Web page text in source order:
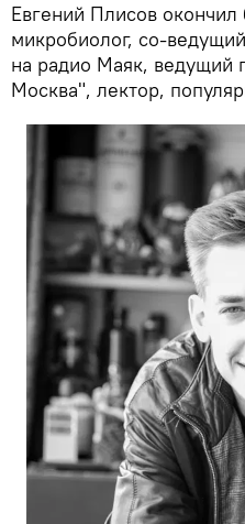
Евгений Плисов
микробиолог, со-
на радио Маяк, ведущий
Москва", лектор,